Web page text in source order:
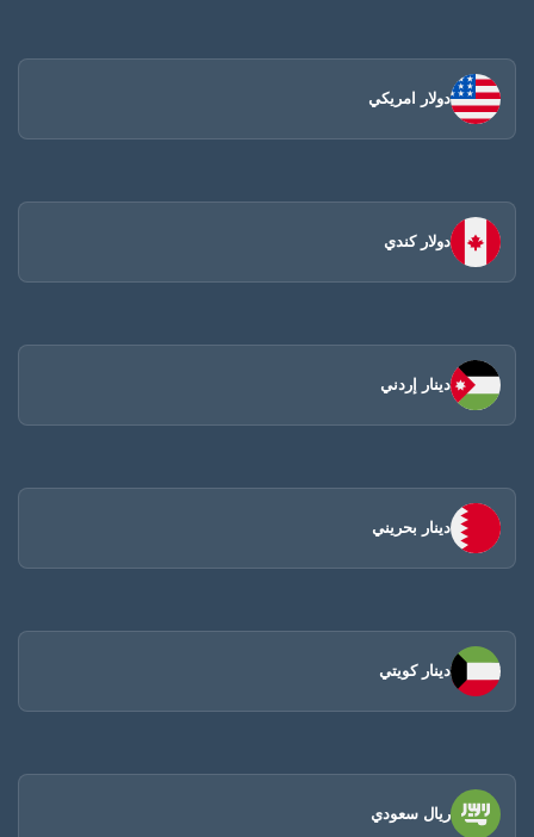
دولار امريكي
دولار كندي
دينار إردني
دينار بحريني
دينار كويتي
ريال سعودي